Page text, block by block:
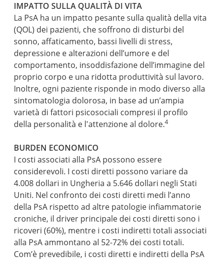
IMPATTO SULLA QUALITÀ DI VITA
La PsA ha un impatto pesante sulla qualità della vita
(QOL) dei pazienti, che soffrono di disturbi del
sonno, affaticamento, bassi livelli di stress,
depressione e alterazioni dell’umore e del
comportamento, insoddisfazione dell’immagine del
proprio corpo e una ridotta produttività sul lavoro.
Inoltre, ogni paziente risponde in modo diverso alla
sintomatologia dolorosa, in base ad un’ampia
varietà di fattori psicosociali compresi il profilo
della personalità e l'attenzione al dolore.4
BURDEN ECONOMICO
I costi associati alla PsA possono essere
considerevoli. I costi diretti possono variare da
4.008 dollari in Ungheria a 5.646 dollari negli Stati
Uniti. Nel confronto dei costi diretti medi l’anno
della PsA rispetto ad altre patologie infiammatorie
croniche, il driver principale dei costi diretti sono i
ricoveri (60%), mentre i costi indiretti totali associati
alla PsA ammontano al 52-72% dei costi totali.
Com’è prevedibile, i costi diretti e indiretti della PsA